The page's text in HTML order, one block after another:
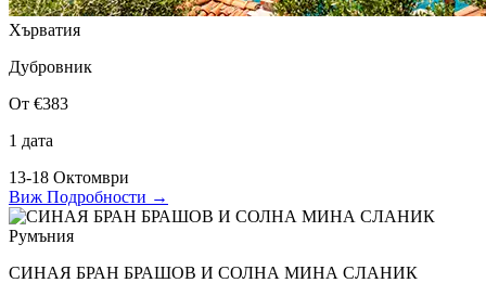
Хърватия
Дубровник
От €383
1 дата
13-18 Октомври
Виж Подробности →
Румъния
СИНАЯ БРАН БРАШОВ И СОЛНА МИНА СЛАНИК